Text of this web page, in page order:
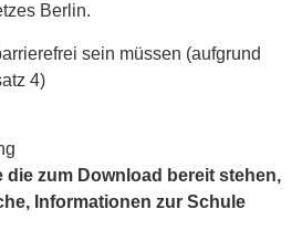
Berlin.
sein müssen (aufgrund
4)
die zum Download bereit stehen,
Informationen zur Schule